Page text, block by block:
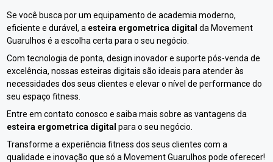
Se você busca por um equipamento de academia moderno,
eficiente e durável, a esteira ergometrica digital da Movement
Guarulhos é a escolha certa para o seu negócio.
Com tecnologia de ponta, design inovador e suporte pós-venda de
excelência, nossas esteiras digitais são ideais para atender às
necessidades dos seus clientes e elevar o nível de performance do
seu espaço fitness.
Entre em contato conosco e saiba mais sobre as vantagens da
esteira ergometrica digital para o seu negócio.
Transforme a experiência fitness dos seus clientes com a
qualidade e inovação que só a Movement Guarulhos pode oferecer!